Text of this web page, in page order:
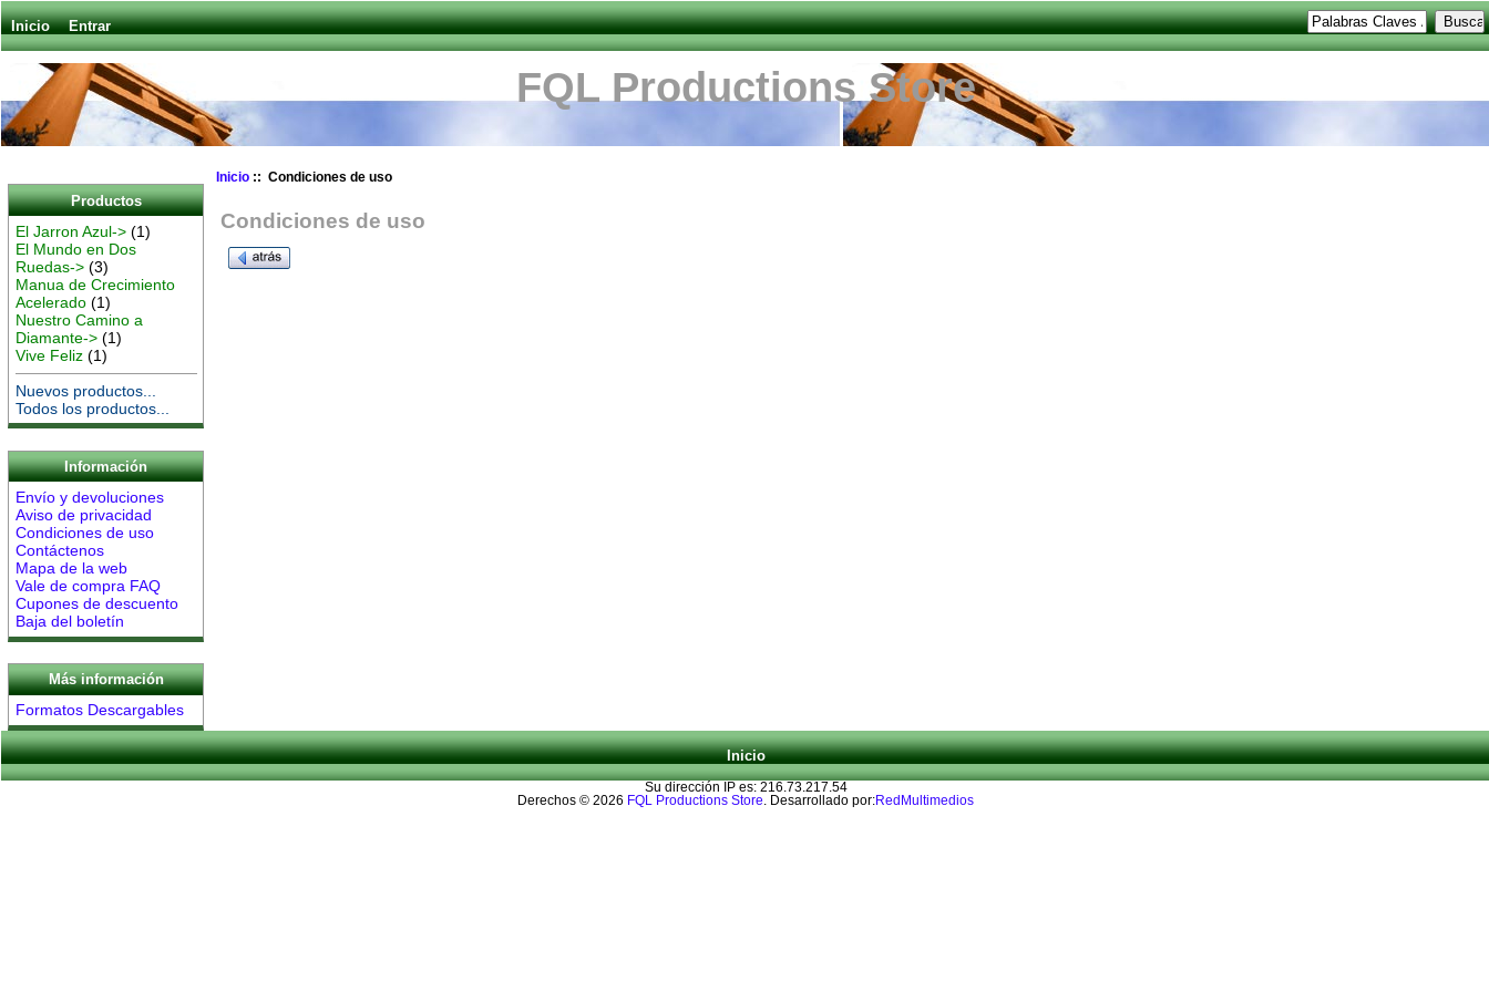
Inicio Entrar
FQL Productions Store
Productos
El Jarron Azul-> (1)
El Mundo en Dos
Ruedas-> (3)
Manua de Crecimiento
Acelerado (1)
Nuestro Camino a
Diamante-> (1)
Vive Feliz (1)
Nuevos productos...
Todos los productos...
Información
Envío y devoluciones
Aviso de privacidad
Condiciones de uso
Contáctenos
Mapa de la web
Vale de compra FAQ
Cupones de descuento
Baja del boletín
Más información
Formatos Descargables
Inicio :: Condiciones de uso
Condiciones de uso
Inicio
Su dirección IP es: 216.73.217.54
Derechos © 2026 FQL Productions Store . Desarrollado por:RedMultimedios